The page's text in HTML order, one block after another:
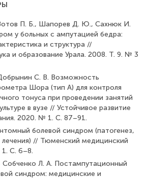
П. Б., Шапорев Д. Ю., Сахнюк И.
у больных с ампутацией бедра:
и структура //
и образование Урала. 2008. Т. 9. № 3
С. В. Возможность
Шора (тип А) для контроля
тонуса при проведении занятий
в вузе // Устойчивое развитие
2020. № 1. С. 87–91.
болевой синдром (патогенез,
// Тюменский медицинский
С. 6–8.
Л. А. Постампутационный
синдром: медицинские и